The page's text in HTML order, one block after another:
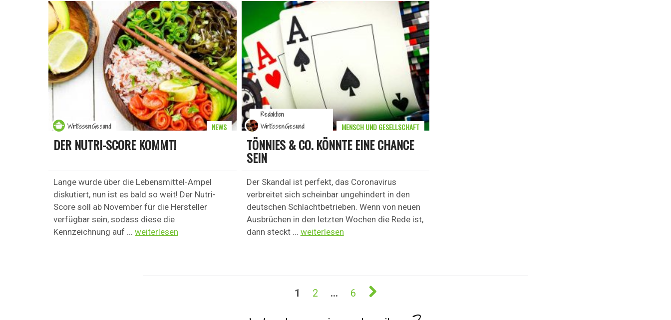
DER NUTRI-SCORE KOMMT!
Lange wurde über die Lebensmittel-Ampel
diskutiert, nun ist es bald so weit! Der Nutri-
Score soll ab November für die Hersteller
verfügbar sein, sodass diese die
Kennzeichnung auf ... weiterlesen
NEWS
WirEssenGesund
TÖNNIES & CO. KÖNNTE EINE CHANCE
SEIN
Der Skandal ist perfekt, das Coronavirus
verbreitet sich scheinbar ungehindert in den
deutschen Schlachtbetrieben. Wenn von neuen
Ausbrüchen in den letzten Wochen die Rede ist,
dann steckt ... weiterlesen
MENSCH UND GESELLSCHAFT
Redaktion
WirEssenGesund
1 2 … 6